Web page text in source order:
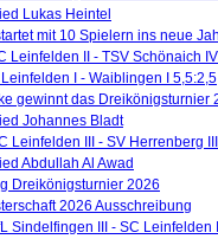
Lukas Heintel
mit 10 Spielern ins neue
Leinfelden II - TSV Schönaich
I - Waiblingen I 5,5:2,5
gewinnt das Dreikönigsturnier
Johannes Bladt
Leinfelden III - SV Herrenberg
Abdullah Al Awad
Dreikönigsturnier 2026
2026 Ausschreibung
Sindelfingen III - SC Leinfelden